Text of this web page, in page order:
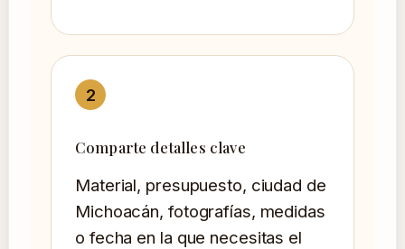
Comparte detalles clave
Material, presupuesto, ciudad de
Michoacán, fotografías, medidas
o fecha en la que necesitas el